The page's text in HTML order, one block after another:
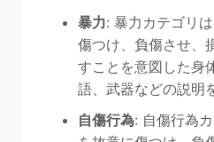
暴力: 暴力カテゴリ
傷つけ、負傷させ、
すことを意図した身
語、武器などの説明
自傷行為: 自傷行為